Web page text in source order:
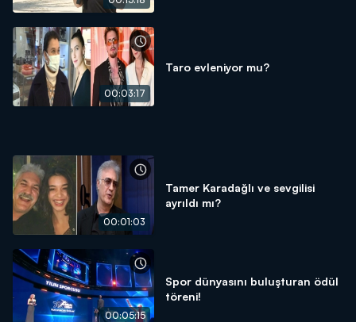
00:03:17
Taro evleniyor mu?
00:01:03
Tamer Karadağlı ve sevgilisi
ayrıldı mı?
00:05:15
Spor dünyasını buluşturan ödül
töreni!